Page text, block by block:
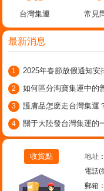
台灣集運 常見
最新消息
1 2025年春節放假通知安
2 如何區分淘寶集運中的
3 護膚品怎麽走台灣集運
4 關于大陸發台灣集運的
收貨點
地址
電話(
郵箱